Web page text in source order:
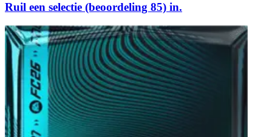
Ruil een selectie (beoordeling 85) in.